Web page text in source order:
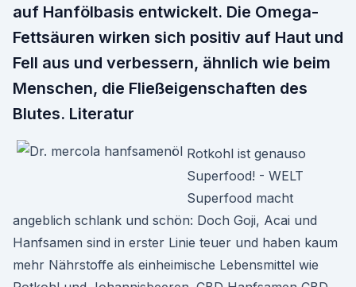
auf Hanfölbasis entwickelt. Die Omega-
Fettsäuren wirken sich positiv auf Haut und
Fell aus und verbessern, ähnlich wie beim
Menschen, die Fließeigenschaften des
Blutes. Literatur
Rotkohl ist genauso
Superfood! - WELT
Superfood macht
angeblich schlank und schön: Doch Goji, Acai und
Hanfsamen sind in erster Linie teuer und haben kaum
mehr Nährstoffe als einheimische Lebensmittel wie